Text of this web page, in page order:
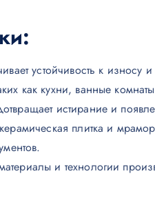
устойчивость к износу
как кухни, ванные
истирание и
плитка и
и технологии